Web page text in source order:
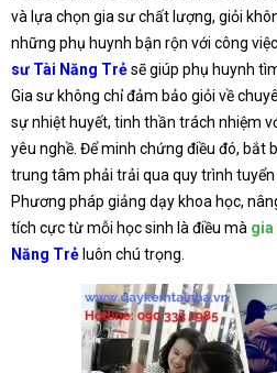
và lựa chọn gia sư chất lượng, giỏi
những phụ huynh bận rộn với công
sư Tài Năng Trẻsẽ giúp phụ huynh
Gia sư không chỉ đảm bảo giỏi về
sự nhiệt huyết, tinh thần trách nhiệm
yêu nghề. Để minh chứng điều đó, bắt
trung tâm phải trải qua quy trình
Phương pháp giảng dạy khoa học,
tích cực từ mỗi học sinh là điều mà gia
Năng Trẻ luôn chú trọng.